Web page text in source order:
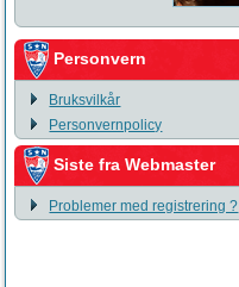
Personvern
Bruksvilkår
Personvernpolicy
Siste fra Webmaster
Problemer med registrering ?